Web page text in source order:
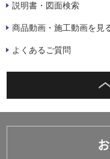
説明書・図面検索
商品動画・施工動画を見
よくあるご質問